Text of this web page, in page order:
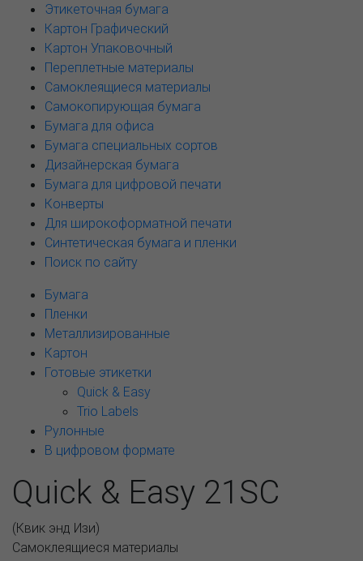
Этикеточная бумага
Картон Графический
Картон Упаковочный
Переплетные материалы
Самоклеящиеся материалы
Самокопирующая бумага
Бумага для офиса
Бумага специальных сортов
Дизайнерская бумага
Бумага для цифровой печати
Конверты
Для широкоформатной печати
Синтетическая бумага и пленки
Поиск по сайту
Бумага
Пленки
Металлизированные
Картон
Готовые этикетки
Quick & Easy
Trio Labels
Рулонные
В цифровом формате
Quick & Easy 21SC
(Квик энд Изи)
Самоклеящиеся материалы